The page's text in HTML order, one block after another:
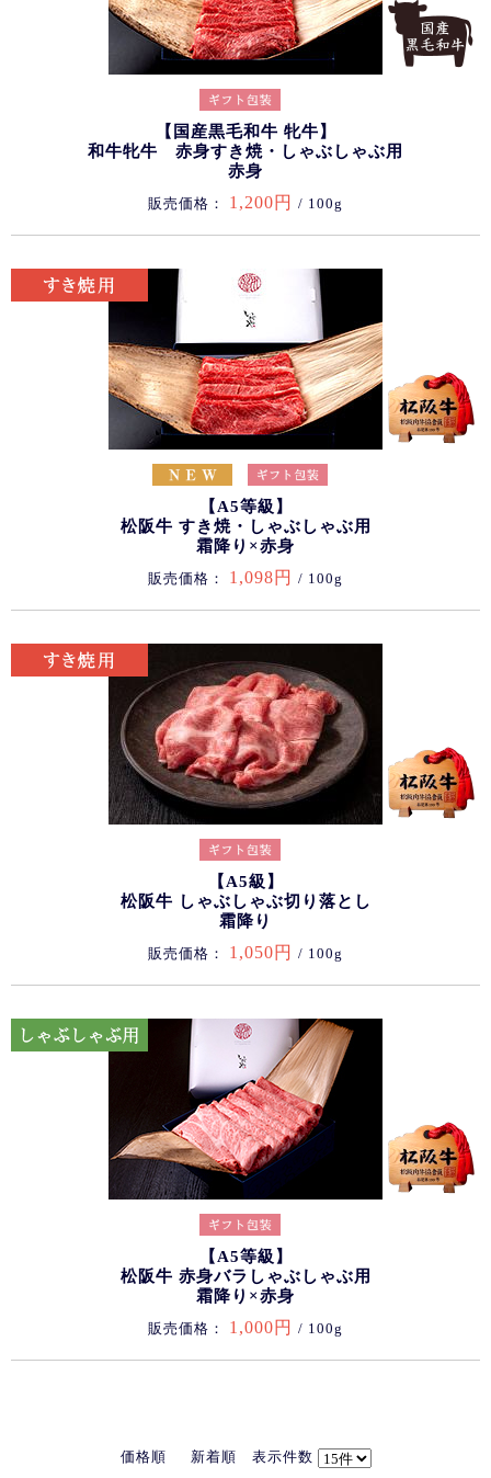
【国産黒毛和牛 牝牛】
和牛牝牛 赤身すき焼・しゃぶしゃぶ用
赤身
販売価格： 1,200円 / 100g
【A5等級】
松阪牛 すき焼・しゃぶしゃぶ用
霜降り×赤身
販売価格： 1,098円 / 100g
【A5級】
松阪牛 しゃぶしゃぶ切り落とし
霜降り
販売価格： 1,050円 / 100g
【A5等級】
松阪牛 赤身バラしゃぶしゃぶ用
霜降り×赤身
販売価格： 1,000円 / 100g
価格順 新着順 表示件数